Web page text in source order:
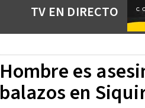
TV EN DIRECTO
Hombre es
balazos en